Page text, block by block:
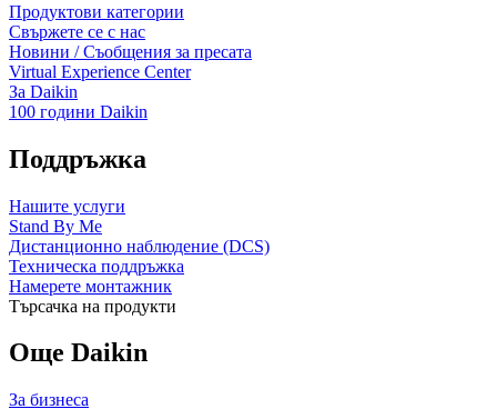
Продуктови категории
Свържете се с нас
Новини / Съобщения за пресата
Virtual Experience Center
За Daikin
100 години Daikin
Поддръжка
Нашите услуги
Stand By Me
Дистанционно наблюдение (DCS)
Техническа поддръжка
Намерете монтажник
Търсачка на продукти
Още Daikin
За бизнеса